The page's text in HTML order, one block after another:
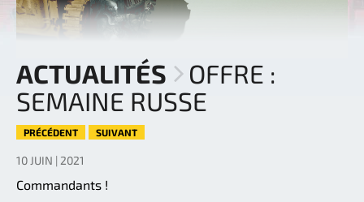
ACTUALITÉS
OFFRE :
SEMAINE RUSSE
PRÉCÉDENT SUIVANT
10 JUIN | 2021
Commandants !